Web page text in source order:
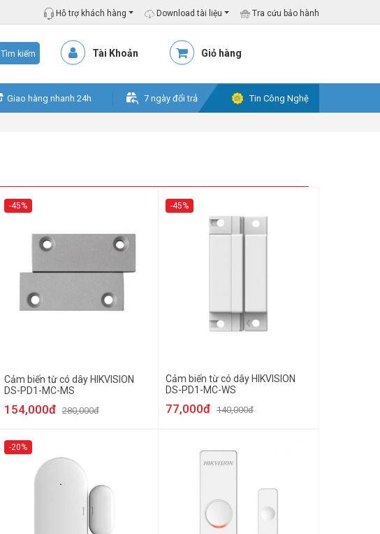
Hỗ trợ khách hàng Download tài liệu Tra cứu bảo hành
Tìm kiếm Tài Khoản Giỏ hàng
Giao hàng nhanh 24h 7 ngày đổi trả Tin Công Nghệ
-45%
Cảm biến từ có dây HIKVISION
DS-PD1-MC-MS
154,000đ 280,000đ
-45%
Cảm biến từ có dây HIKVISION
DS-PD1-MC-WS
77,000đ 140,000đ
-20%